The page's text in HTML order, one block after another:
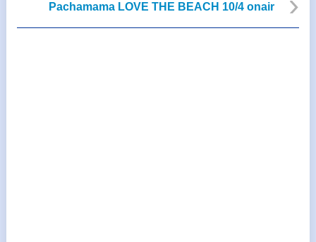
Pachamama LOVE THE BEACH 10/4 onair